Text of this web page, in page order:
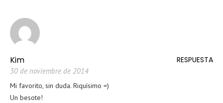
RESPUESTA
Kim
30 de noviembre de 2014
Mi favorito, sin duda. Riquísimo =)
Un besote!